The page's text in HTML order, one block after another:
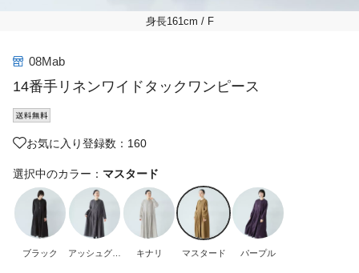
身長161cm / F
08Mab
14番手リネンワイドタックワンピース
お気に入り登録数：160
選択中のカラー： マスタード
ブラック
アッシュグリ
キナリ マスタード パープル